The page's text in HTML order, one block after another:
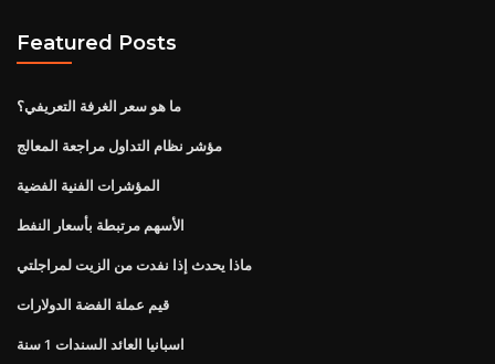
Featured Posts
ما هو سعر الغرفة التعريفي؟
مؤشر نظام التداول مراجعة المعالج
المؤشرات الفنية الفضية
الأسهم مرتبطة بأسعار النفط
ماذا يحدث إذا نفدت من الزيت لمراجلتي
قيم عملة الفضة الدولارات
اسبانيا العائد السندات 1 سنة